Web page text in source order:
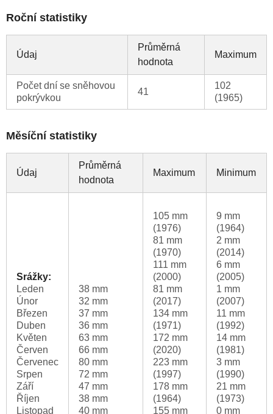
Roční statistiky
Údaj
Průměrná
hodnota
Maximum
Počet dní se sněhovou
pokrývkou
41
102
(1965)
Měsíční statistiky
Údaj
Průměrná
hodnota
Maximum Minimum
Srážky:
Leden
Únor
Březen
Duben
Květen
Červen
Červenec
Srpen
Září
Říjen
Listopad
38 mm
32 mm
37 mm
36 mm
63 mm
66 mm
80 mm
72 mm
47 mm
38 mm
40 mm
105 mm
(1976)
81 mm
(1970)
111 mm
(2000)
81 mm
(2017)
134 mm
(1971)
172 mm
(2020)
223 mm
(1997)
178 mm
(1964)
155 mm
9 mm
(1964)
2 mm
(2014)
6 mm
(2005)
1 mm
(2007)
11 mm
(1992)
14 mm
(1981)
3 mm
(1990)
21 mm
(1973)
0 mm